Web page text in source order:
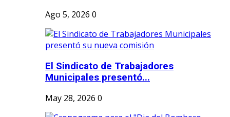
Ago 5, 2026 0
El Sindicato de Trabajadores
Municipales presentó...
May 28, 2026 0